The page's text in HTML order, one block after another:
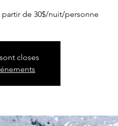
de 30$/nuit/personne
closes